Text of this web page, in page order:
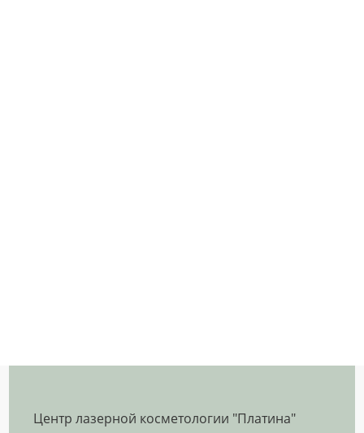
Центр лазерной косметологии "Платина"